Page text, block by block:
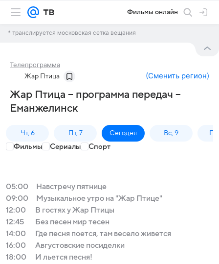
Фильмы онлайн
* транслируется московская сетка вещания
Телепрограмма
Жар Птица (Сменить регион)
Жар Птица – программа передач –
Еманжелинск
Чт, 6 Пт, 7 Сегодня Вс, 9
Фильмы Сериалы Спорт
05:00
Навстречу пятнице
09:00
Музыкальное утро на "Жар Птице"
12:00
В гостях у Жар Птицы
12:45
Без песен мир тесен
14:00
Где песня поется, там весело живется
16:00
Августовские посиделки
18:00
И льется песня!